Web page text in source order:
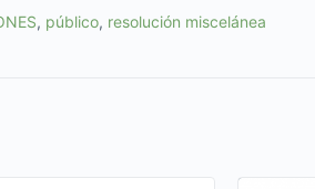
, público, resolución miscelánea